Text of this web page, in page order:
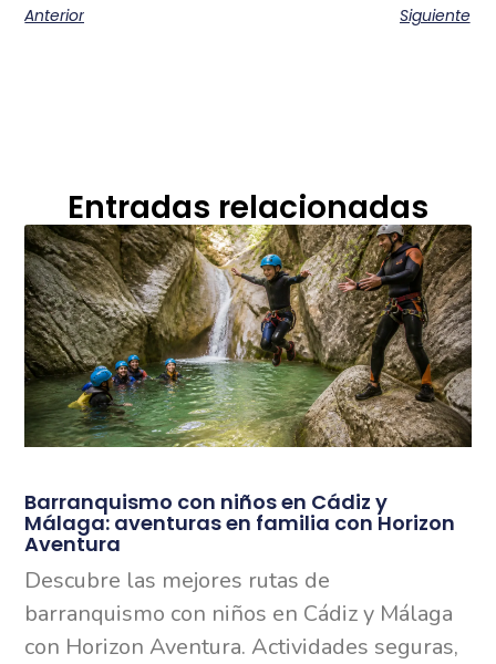
Anterior Siguiente
Entradas relacionadas
Barranquismo con niños en Cádiz y
Málaga: aventuras en familia con Horizon
Aventura
Descubre las mejores rutas de
barranquismo con niños en Cádiz y Málaga
con Horizon Aventura. Actividades seguras,